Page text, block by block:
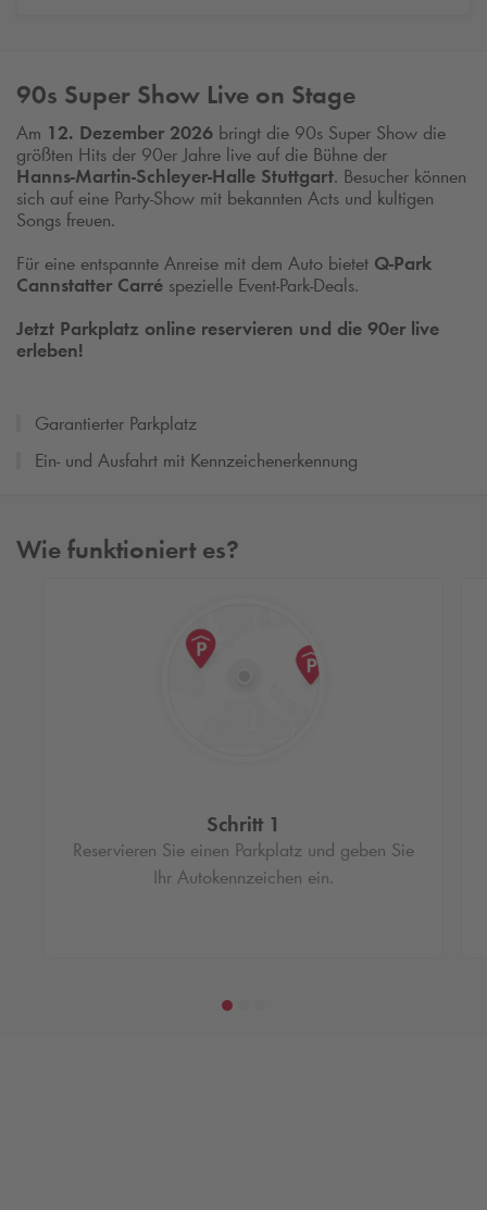
90s Super Show Live on Stage
Am 12. Dezember 2026 bringt die 90s Super Show die
größten Hits der 90er Jahre live auf die Bühne der
Hanns‑Martin‑Schleyer‑Halle Stuttgart. Besucher können
sich auf eine Party‑Show mit bekannten Acts und kultigen
Songs freuen.
Für eine entspannte Anreise mit dem Auto bietet Q‑Park
Cannstatter Carré spezielle Event‑Park‑Deals.
Jetzt Parkplatz online reservieren und die 90er live
erleben!
Garantierter Parkplatz
Ein- und Ausfahrt mit Kennzeichenerkennung
Wie funktioniert es?
Schritt 1
Reservieren Sie einen Parkplatz und geben Sie
Ihr Autokennzeichen ein.